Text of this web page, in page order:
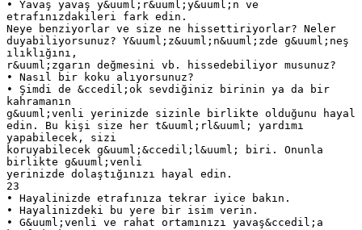
• Yavaş yavaş y&uuml;r&uuml;y&uuml;n ve
etrafınızdakileri fark edin.
Neye benziyorlar ve size ne hissettiriyorlar? Neler
duyabiliyorsunuz? Y&uuml;z&uuml;n&uuml;zde g&uuml;neş
ılıklığını,
r&uuml;zgarın değmesini vb. hissedebiliyor musunuz?
• Nasıl bir koku alıyorsunuz?
• Şimdi de &ccedil;ok sevdiğiniz birinin ya da bir
kahramanın
g&uuml;venli yerinizde sizinle birlikte olduğunu hayal
edin. Bu kişi size her t&uuml;rl&uuml; yardımı
yapabilecek, sizi
koruyabilecek g&uuml;&ccedil;l&uuml; biri. Onunla
birlikte g&uuml;venli
yerinizde dolaştığınızı hayal edin.
23
• Hayalinizde etrafınıza tekrar iyice bakın.
• Hayalinizdeki bu yere bir isim verin.
• G&uuml;venli ve rahat ortamınızı yavaş&ccedil;a